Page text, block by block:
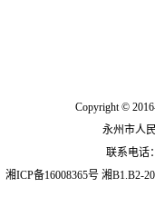
Copyright ©
永州市人
联系电话
湘ICP备16008365号 湘B1.B2-